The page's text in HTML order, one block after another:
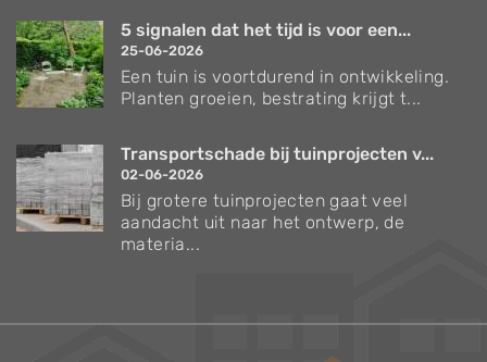
5 signalen dat het tijd is voor een...
25-06-2026
Een tuin is voortdurend in ontwikkeling.
Planten groeien, bestrating krijgt t...
Transportschade bij tuinprojecten v...
02-06-2026
Bij grotere tuinprojecten gaat veel
aandacht uit naar het ontwerp, de
materia...